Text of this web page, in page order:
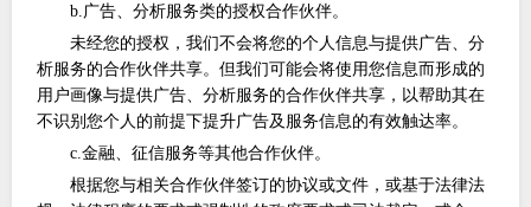
b.广告、分析服务类的授权合作伙伴。
未经您的授权，我们不会将您的个人信息与提供广告、分
析服务的合作伙伴共享。但我们可能会将使用您信息而形成的
用户画像与提供广告、分析服务的合作伙伴共享，以帮助其在
不识别您个人的前提下提升广告及服务信息的有效触达率。
c.金融、征信服务等其他合作伙伴。
根据您与相关合作伙伴签订的协议或文件，或基于法律法